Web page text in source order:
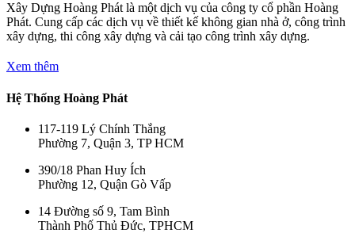
Xây Dựng Hoàng Phát là một dịch vụ của công ty cổ phần Hoàng
Phát. Cung cấp các dịch vụ về thiết kế không gian nhà ở, công trình
xây dựng, thi công xây dựng và cải tạo công trình xây dựng.
Xem thêm
Hệ Thống Hoàng Phát
117-119 Lý Chính Thắng
Phường 7, Quận 3, TP HCM
390/18 Phan Huy Ích
Phường 12, Quận Gò Vấp
14 Đường số 9, Tam Bình
Thành Phố Thủ Đức, TPHCM